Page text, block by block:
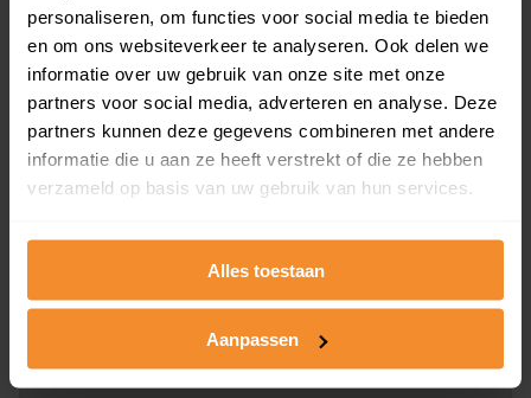
personaliseren, om functies voor social media te bieden
en om ons websiteverkeer te analyseren. Ook delen we
informatie over uw gebruik van onze site met onze
partners voor social media, adverteren en analyse. Deze
partners kunnen deze gegevens combineren met andere
informatie die u aan ze heeft verstrekt of die ze hebben
verzameld op basis van uw gebruik van hun services.
Alles toestaan
Aanpassen
Bekijk product
Direct leverbaar
Kadastrale kaart pakket
Alleen globale ligging perceel
omliggende percelen met de kadastrale erfgrenzen,
dit inclusief de luchtfoto!